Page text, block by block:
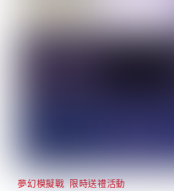
夢幻模擬戰 限時送禮活動